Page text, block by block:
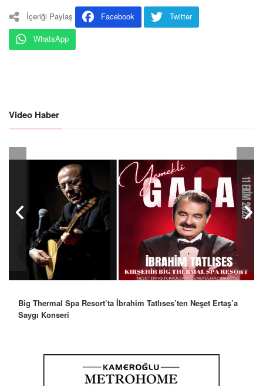
İçeriği Paylaş Facebook
Twitter
WhatsApp
Video Haber
Big Thermal Spa Resort’ta İbrahim Tatlıses’ten Neşet Ertaş’a
Saygı Konseri